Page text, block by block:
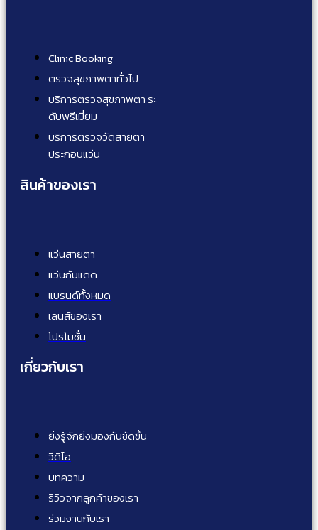
Clinic Booking
ตรวจสุขภาพตาทั่วไป
บริการตรวจสุขภาพตา ระ
ดับพรีเมี่ยม
บริการตรวจวัดสายตา
ประกอบแว่น
สินค้าของเรา
แว่นสายตา
แว่นกันแดด
แบรนด์ทั้งหมด
เลนส์ของเรา
โปรโมชั่น
เกี่ยวกับเรา
ยิ่งรู้จักยิ่งมองกันชัดขึ้น
วีดิโอ
บทความ
ริวิวจากลูกค้าของเรา
ร่วมงานกับเรา